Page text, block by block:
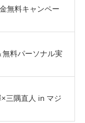
無料キャンペー
無料パーソナル実
×三隅直人 in マジ